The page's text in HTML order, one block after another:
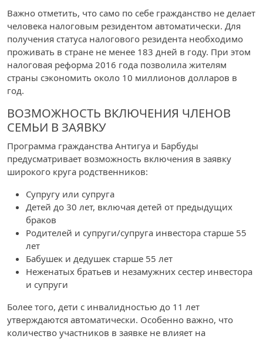
Важно отметить, что само по себе гражданство не делает
человека налоговым резидентом автоматически. Для
получения статуса налогового резидента необходимо
проживать в стране не менее 183 дней в году. При этом
налоговая реформа 2016 года позволила жителям
страны сэкономить около 10 миллионов долларов в
год.
ВОЗМОЖНОСТЬ ВКЛЮЧЕНИЯ ЧЛЕНОВ
СЕМЬИ В ЗАЯВКУ
Программа гражданства Антигуа и Барбуды
предусматривает возможность включения в заявку
широкого круга родственников:
Супругу или супруга
Детей до 30 лет, включая детей от предыдущих
браков
Родителей и супруги/супруга инвестора старше 55
лет
Бабушек и дедушек старше 55 лет
Неженатых братьев и незамужних сестер инвестора
и супруги
Более того, дети с инвалидностью до 11 лет
утверждаются автоматически. Особенно важно, что
количество участников в заявке не влияет на